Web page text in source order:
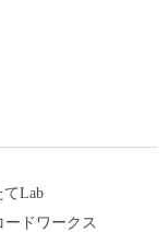
てLab
ードワークス